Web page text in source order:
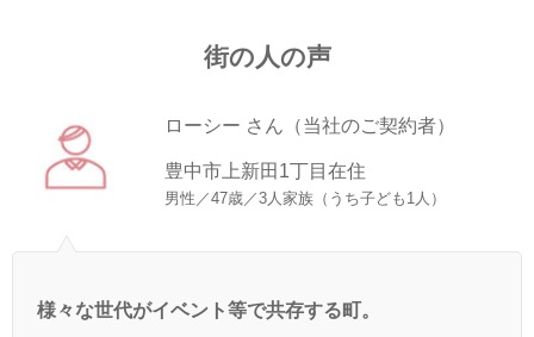
街の人の声
ローシー さん（当社のご契約者）
豊中市上新田1丁目在住
男性／47歳／3人家族（うち子ども1人）
様々な世代がイベント等で共存する町。